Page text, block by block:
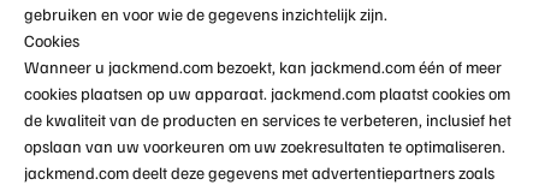
gebruiken en voor wie de gegevens inzichtelijk zijn.
Cookies
Wanneer u jackmend.com bezoekt, kan jackmend.coméén of meer
cookies plaatsen op uw apparaat. jackmend.com plaatst cookies om
de kwaliteit van de producten en services te verbeteren, inclusief het
opslaan van uw voorkeuren om uw zoekresultaten te optimaliseren.
jackmend.comdeelt deze gegevens met advertentiepartners zoals